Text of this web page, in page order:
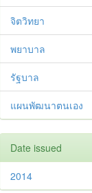
จิตวิทยา
พยาบาล
รัฐบาล
แผนพัฒนาตนเอง
Date issued
2014